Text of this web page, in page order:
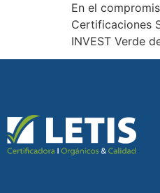
En el
Certificaciones
INVEST Verde